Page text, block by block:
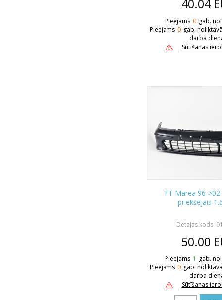
40.04
Pieejams 0 gab.
Pieejams 0 gab.
darba
Sūtīšanas
FT Marea 96-
priekšējais
Detaļas kods:
50.00
Pieejams 1 gab.
Pieejams 0 gab.
darba
Sūtīšanas